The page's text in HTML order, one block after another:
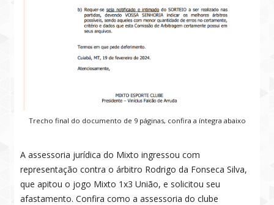
Trecho final do documento de 9 páginas, confira a íntegra abaixo
A assessoria jurídica do Mixto ingressou com
representação contra o árbitro Rodrigo da Fonseca Silva,
que apitou o jogo Mixto 1x3 União, e solicitou seu
afastamento. Confira como a assessoria do clube